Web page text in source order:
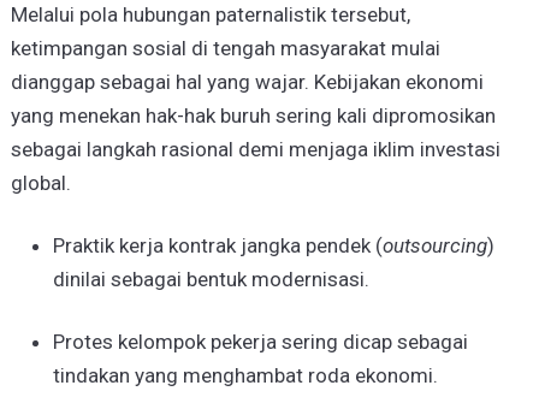
Melalui pola hubungan paternalistik tersebut,
ketimpangan sosial di tengah masyarakat mulai
dianggap sebagai hal yang wajar. Kebijakan ekonomi
yang menekan hak-hak buruh sering kali dipromosikan
sebagai langkah rasional demi menjaga iklim investasi
global.
Praktik kerja kontrak jangka pendek (outsourcing)
dinilai sebagai bentuk modernisasi.
Protes kelompok pekerja sering dicap sebagai
tindakan yang menghambat roda ekonomi.